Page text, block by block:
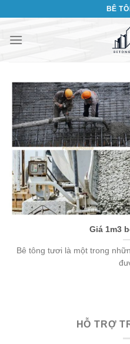
nội
BÊ
Giá 1m3
Bê tông tươi là một trong
HỖ TRỢ